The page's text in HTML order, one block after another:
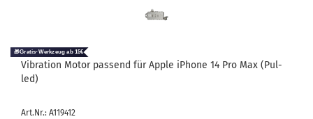
Vi­bra­ti­on Motor pas­send für Apple iPho­ne 14 Pro Max (Pul­
led)
Art.Nr.: A119412